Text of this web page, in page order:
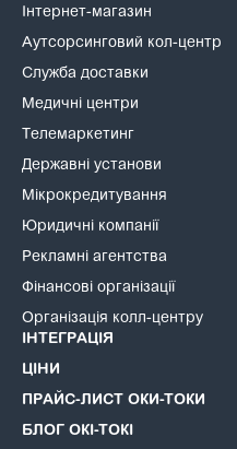
Інтернет-магазин
Аутсорсинговий кол-центр
Служба доставки
Медичні центри
Телемаркетинг
Державні установи
Мікрокредитування
Юридичні компанії
Рекламні агентства
Фінансові організації
Організація колл-центру
ІНТЕГРАЦІЯ
ЦІНИ
ПРАЙС-ЛИСТ ОКИ-ТОКИ
БЛОГ ОКІ-ТОКІ